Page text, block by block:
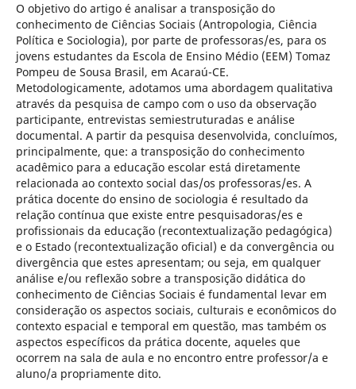
O objetivo do artigo é analisar a transposição do
conhecimento de Ciências Sociais (Antropologia, Ciência
Política e Sociologia), por parte de professoras/es, para os
jovens estudantes da Escola de Ensino Médio (EEM) Tomaz
Pompeu de Sousa Brasil, em Acaraú-CE.
Metodologicamente, adotamos uma abordagem qualitativa
através da pesquisa de campo com o uso da observação
participante, entrevistas semiestruturadas e análise
documental. A partir da pesquisa desenvolvida, concluímos,
principalmente, que: a transposição do conhecimento
acadêmico para a educação escolar está diretamente
relacionada ao contexto social das/os professoras/es. A
prática docente do ensino de sociologia é resultado da
relação contínua que existe entre pesquisadoras/es e
profissionais da educação (recontextualização pedagógica)
e o Estado (recontextualização oficial) e da convergência ou
divergência que estes apresentam; ou seja, em qualquer
análise e/ou reflexão sobre a transposição didática do
conhecimento de Ciências Sociais é fundamental levar em
consideração os aspectos sociais, culturais e econômicos do
contexto espacial e temporal em questão, mas também os
aspectos específicos da prática docente, aqueles que
ocorrem na sala de aula e no encontro entre professor/a e
aluno/a propriamente dito.